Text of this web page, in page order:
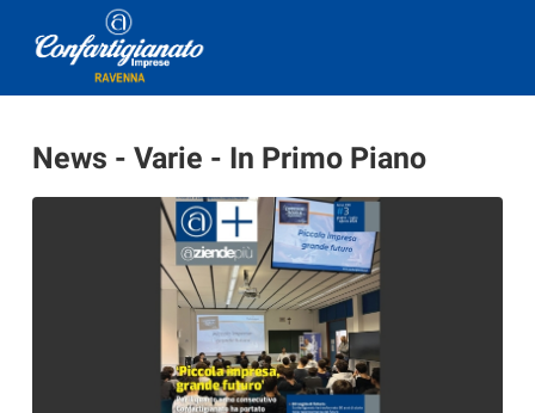
News - Varie - In Primo Piano